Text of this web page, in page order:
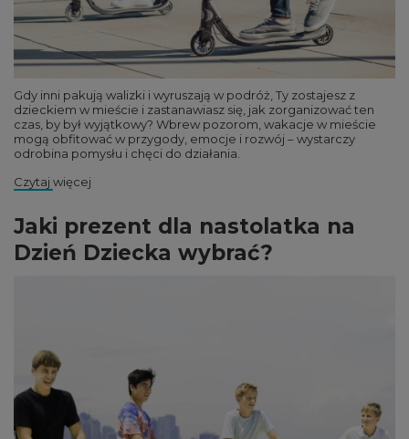
Gdy inni pakują walizki i wyruszają w podróż, Ty zostajesz z
dzieckiem w mieście i zastanawiasz się, jak zorganizować ten
czas, by był wyjątkowy? Wbrew pozorom, wakacje w mieście
mogą obfitować w przygody, emocje i rozwój – wystarczy
odrobina pomysłu i chęci do działania.
Czytaj więcej
Jaki prezent dla nastolatka na
Dzień Dziecka wybrać?